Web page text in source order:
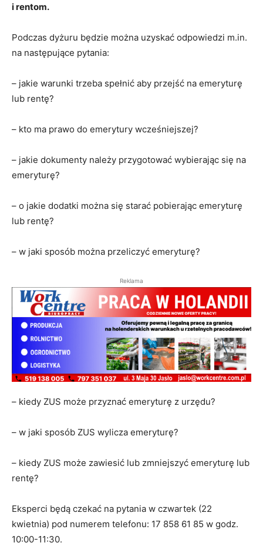
i rentom.
Podczas dyżuru będzie można uzyskać odpowiedzi m.in.
na następujące pytania:
– jakie warunki trzeba spełnić aby przejść na emeryturę
lub rentę?
– kto ma prawo do emerytury wcześniejszej?
– jakie dokumenty należy przygotować wybierając się na
emeryturę?
– o jakie dodatki można się starać pobierając emeryturę
lub rentę?
– w jaki sposób można przeliczyć emeryturę?
Reklama
– kiedy ZUS może przyznać emeryturę z urzędu?
– w jaki sposób ZUS wylicza emeryturę?
– kiedy ZUS może zawiesić lub zmniejszyć emeryturę lub
rentę?
Eksperci będą czekać na pytania w czwartek (22
kwietnia) pod numerem telefonu: 17 858 61 85 w godz.
10:00-11:30.